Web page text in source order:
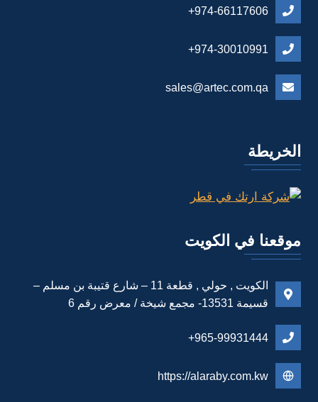
974-66117606+
974-30010991+
sales@artec.com.qa
الخريطة
موقعنا في الكويت
الكويت , حولي , قطعة 11 – شارع قتيبة بن مسلم –
قسيمة 13531- مجمع شيخة / معرض رقم 6
965-99931444+
https://alaraby.com.kw